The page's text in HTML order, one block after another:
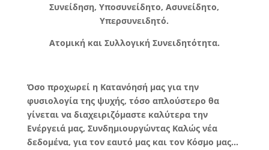
Συνείδηση, Υποσυνείδητο, Ασυνείδητο,
Υπερσυνειδητό.
Ατομική και Συλλογική Συνειδητότητα.
Όσο προχωρεί η Κατανόησή μας για την
φυσιολογία της ψυχής, τόσο απλούστερο θα
γίνεται να διαχειριζόμαστε καλύτερα την
Ενέργειά μας, Συνδημιουργώντας Καλώς νέα
δεδομένα, για τον εαυτό μας και τον Κόσμο μας…